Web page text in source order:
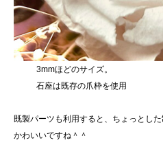
3mmほどのサイズ。
石座は既存の爪枠を使用
既製パーツも利用すると、ちょっとした
かわいいですね＾＾